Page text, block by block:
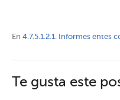
En 4.7.5.1.2.1. Informes entes
Te gusta este